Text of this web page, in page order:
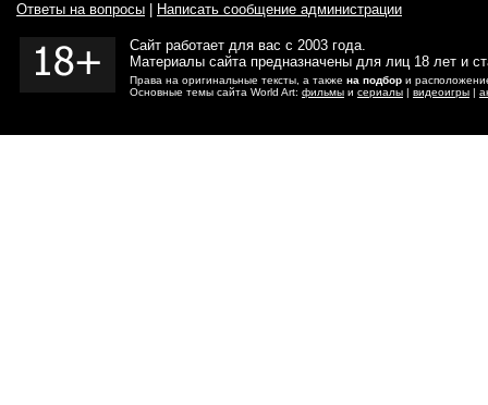
Ответы на вопросы Написать сообщение администрации
Сайт работает для вас с 2003 года.
Материалы сайта предназначены для лиц 18 лет и
Права на оригинальные тексты, а также на подбор и
Основные темы сайта World Art: фильмы и сериалы | видеоигры |